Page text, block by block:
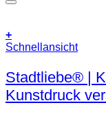
+
Dieses
weist
mehrere
Varianten
Schnellansicht
Stadtliebe® |
Kunstdruck